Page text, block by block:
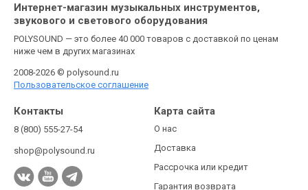
Интернет-магазин музыкальных инструментов,
звукового и светового оборудования
POLYSOUND — это более 40 000 товаров с доставкой по ценам
ниже чем в других магазинах
2008-2026 © polysound.ru
Пользовательское соглашение
Контакты
8 (800) 555-27-54
shop@polysound.ru
Карта сайта
О нас
Доставка
Рассрочка или кредит
Гарантия возврата